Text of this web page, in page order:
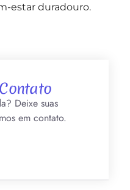
estar duradouro.
Deixe suas
em contato.